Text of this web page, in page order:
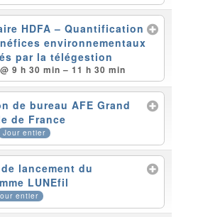
HDFA – Quantification
environnementaux
par la télégestion
9 h 30 min – 11 h 30 min
de bureau AFE Grand
de France
Jour entier
lancement du
LUNEfil
entier